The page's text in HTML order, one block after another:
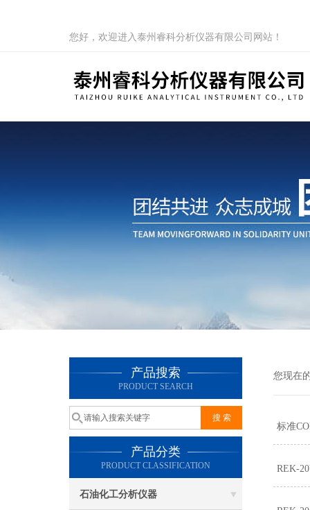
您好，欢迎进入泰州睿科分析仪器有限公司网站！
产品搜索
PRODUCT SEARCH
产品分类
PRODUCT CLASSIFICATION
石油化工分析仪器
您现在
标准
REK-